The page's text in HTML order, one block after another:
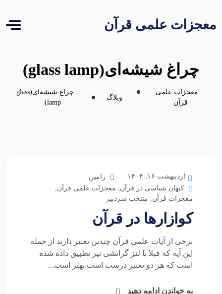
معجزات علمی قرآن
چراغ شیشه‌ای(glass lamp)
معجزات علمی
قرآن
وبلاگ
چراغ شیشه‌ای(glass
lamp)
اردیبهشت ۱۶, ۱۴۰۴
رامین
کیهان شناسی در قرآن, معجزات علمی قرآن,
معجزات قرآن, منتخب سردبیر
کوازارها در قرآن
برخی از آیات علمی قرآن چندین تعبیر دارند از جمله
این آیه که قبلا با لنز گرانشی نیز تطبیق داده شده
است که هر دو تعبیر درست است.بهتر است...
به خواندن ادامه دهید